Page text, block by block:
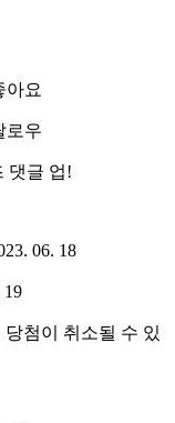
아요
로우
댓글 업!
06. 18
19
당첨이 취소될 수 있